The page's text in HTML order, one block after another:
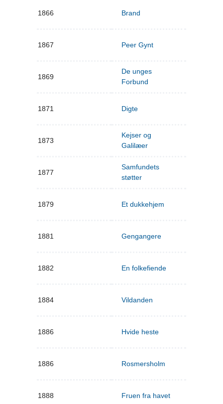
1866 Brand
1867 Peer Gynt
1869
De unges
Forbund
1871 Digte
1873
Kejser og
Galilæer
1877
Samfundets
støtter
1879 Et dukkehjem
1881 Gengangere
1882 En folkefiende
1884 Vildanden
1886 Hvide heste
1886 Rosmersholm
1888 Fruen fra havet